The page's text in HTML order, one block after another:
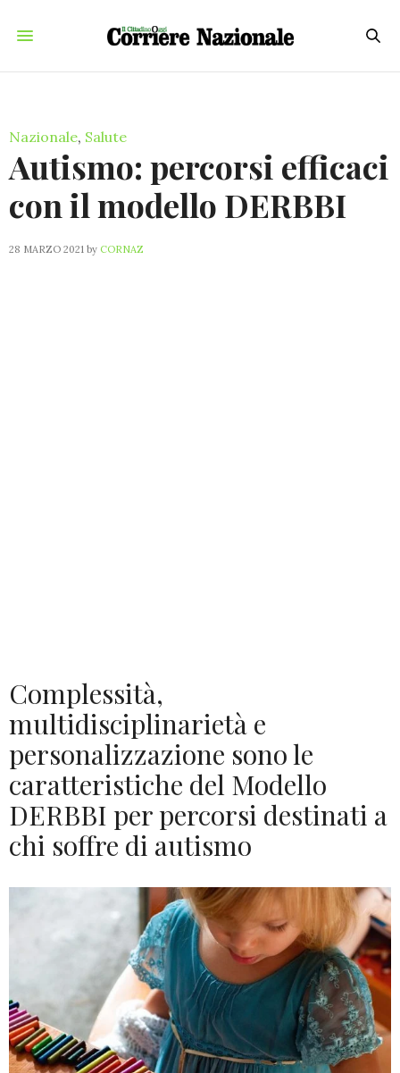
Nazionale, Salute
Autismo: percorsi efficaci
con il modello DERBBI
28 MARZO 2021 by CORNAZ
Complessità,
multidisciplinarietà e
personalizzazione sono le
caratteristiche del Modello
DERBBI per percorsi destinati a
chi soffre di autismo